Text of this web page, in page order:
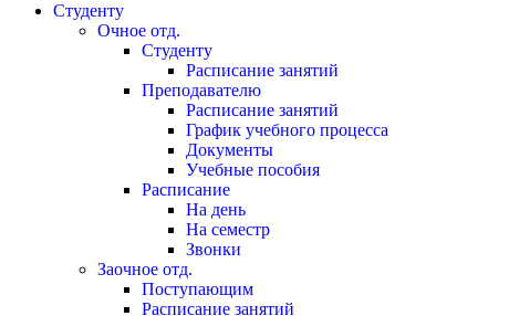
Студенту
Очное отд.
Студенту
Расписание занятий
Преподавателю
Расписание занятий
График учебного процесса
Документы
Учебные пособия
Расписание
На день
На семестр
Звонки
Заочное отд.
Поступающим
Расписание занятий